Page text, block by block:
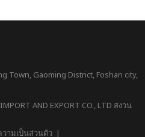
Town, Gaoming District, Foshan city,
AND EXPORT CO., LTD สงวน
ามเป็นส่วนตัว |